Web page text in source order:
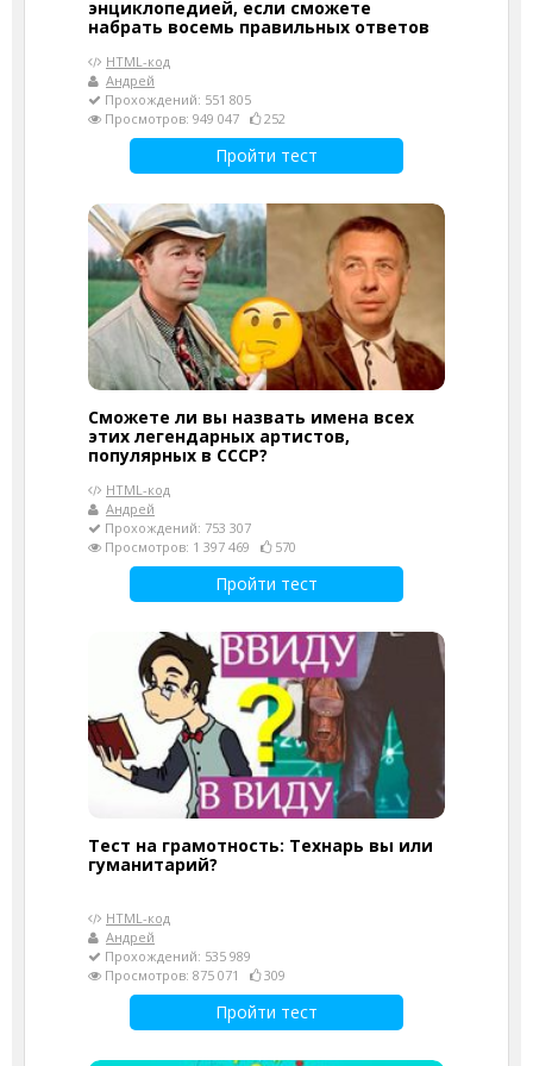
энциклопедией, если сможете
набрать восемь правильных ответов
HTML-код
Андрей
Прохождений: 551 805
Просмотров: 949 047
252
Пройти тест
Сможете ли вы назвать имена всех
этих легендарных артистов,
популярных в СССР?
HTML-код
Андрей
Прохождений: 753 307
Просмотров: 1 397 469
570
Пройти тест
Тест на грамотность: Технарь вы или
гуманитарий?
HTML-код
Андрей
Прохождений: 535 989
Просмотров: 875 071
309
Пройти тест